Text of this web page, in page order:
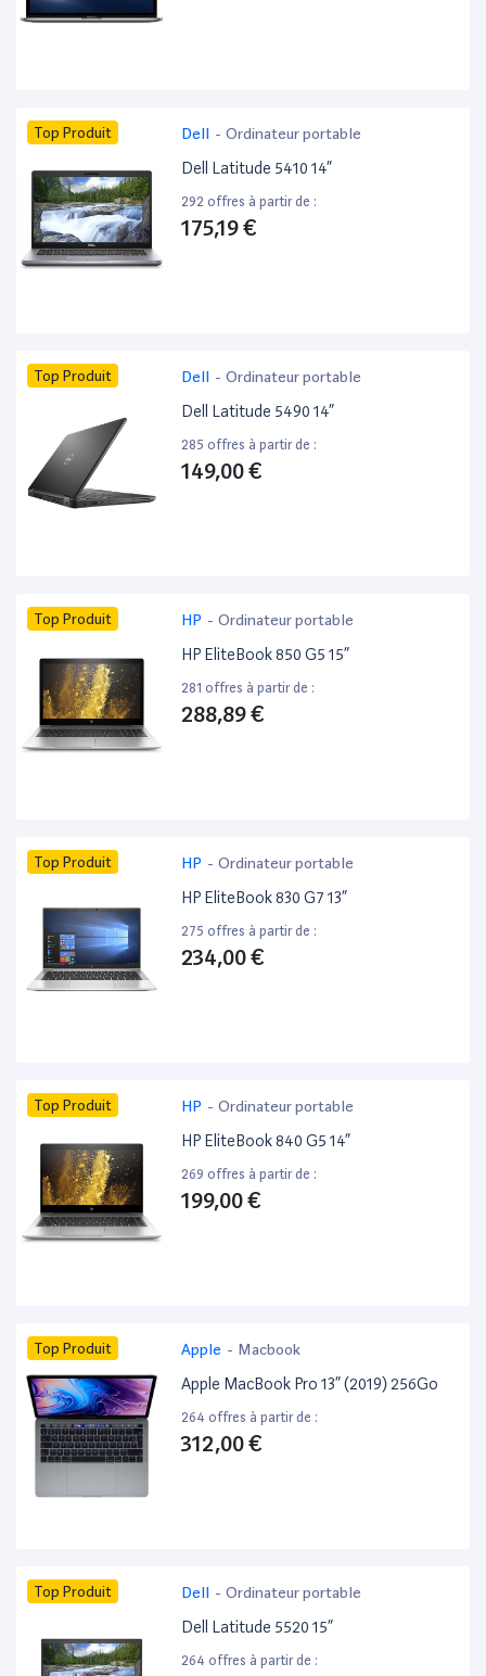
Top Produit Dell - Ordinateur portable
Dell Latitude 5410 14”
292 offres à partir de :
175,19 €
Top Produit Dell - Ordinateur portable
Dell Latitude 5490 14”
285 offres à partir de :
149,00 €
Top Produit HP - Ordinateur portable
HP EliteBook 850 G5 15”
281 offres à partir de :
288,89 €
Top Produit HP - Ordinateur portable
HP EliteBook 830 G7 13”
275 offres à partir de :
234,00 €
Top Produit HP - Ordinateur portable
HP EliteBook 840 G5 14”
269 offres à partir de :
199,00 €
Top Produit Apple - Macbook
Apple MacBook Pro 13” (2019) 256Go
264 offres à partir de :
312,00 €
Top Produit Dell - Ordinateur portable
Dell Latitude 5520 15”
264 offres à partir de :